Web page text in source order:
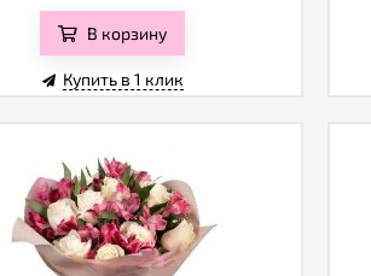
В корзину
Купить в 1 клик